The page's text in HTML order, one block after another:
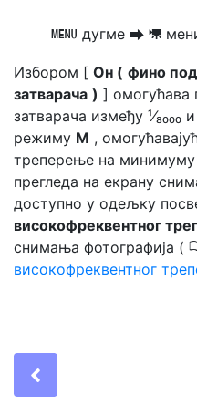
G дугме U 1
Избором [ Он ( фино
затварача ) ] омогућава
затварача између
режиму М ,
треперење на
прегледа на екрану
доступно у одељку
високофреквентног
снимања фотографија (
високофреквентног